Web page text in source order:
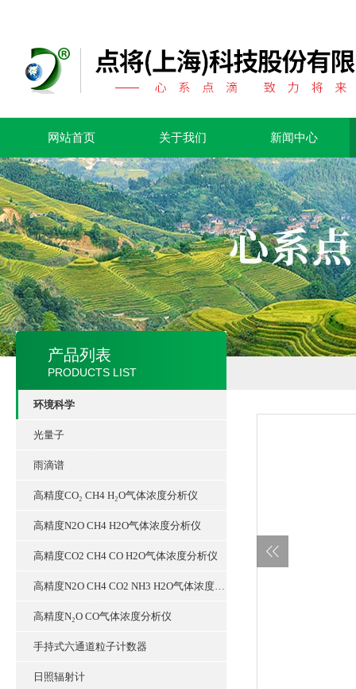
网站首页 关于我们 新闻中心
产品列表
PRODUCTS LIST
环境科学
光量子
雨滴谱
高精度CO₂ CH4 H₂O气体浓度分析仪
高精度N2O CH4 H2O气体浓度分析仪
高精度CO2 CH4 CO H2O气体浓度分析仪
高精度N2O CH4 CO2 NH3 H2O气体浓度分析仪
高精度N₂O CO气体浓度分析仪
手持式六通道粒子计数器
日照辐射计